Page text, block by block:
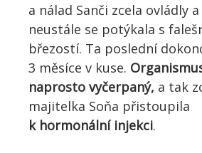
a nálad Sanči zcela ovládly a
neustále se potýkala s
březostí. Ta poslední
3 měsíce v kuse.
naprosto vyčerpaný, a tak
majitelka Soňa přistoupila
k hormonální injekci.